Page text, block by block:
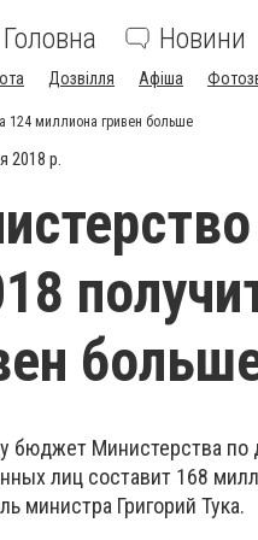
Головна Новини
Дозвілля Афіша
124 миллиона гривен больше
2018 р.
бюджет Министерства по
лиц составит 168
министра Григорий Тука.